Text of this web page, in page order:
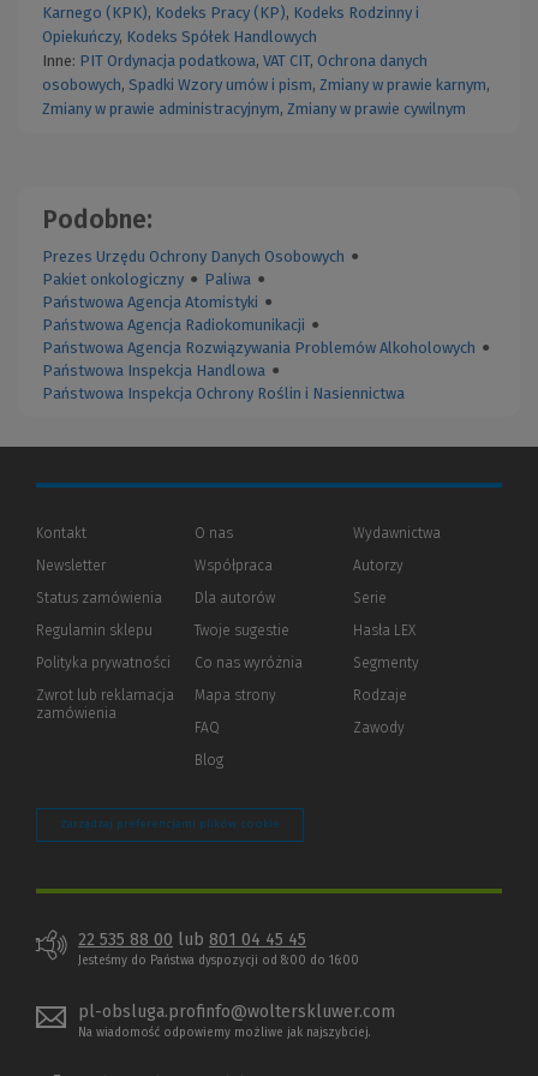
Karnego (KPK), Kodeks Pracy (KP), Kodeks Rodzinny i
Opiekuńczy, Kodeks Spółek Handlowych
Inne: PIT Ordynacja podatkowa, VAT CIT, Ochrona danych
osobowych, Spadki Wzory umów i pism, Zmiany w prawie karnym,
Zmiany w prawie administracyjnym, Zmiany w prawie cywilnym
Podobne:
Prezes Urzędu Ochrony Danych Osobowych ●
Pakiet onkologiczny ● Paliwa ●
Państwowa Agencja Atomistyki ●
Państwowa Agencja Radiokomunikacji ●
Państwowa Agencja Rozwiązywania Problemów Alkoholowych ●
Państwowa Inspekcja Handlowa ●
Państwowa Inspekcja Ochrony Roślin i Nasiennictwa
Kontakt
Newsletter
Status zamówienia
Regulamin sklepu
Polityka prywatności (Nowe
(Link
innej
Zwrot lub reklamacja
zamówienia
O nas
Współpraca
Dla autorów(Nowe
(Link
innej
Twoje sugestie
Co nas wyróżnia
Mapa strony
FAQ
Blog
Wydawnictwa
Autorzy
Serie
Hasła LEX
Segmenty
Rodzaje
Zawody
Zarządzaj preferencjami plików cookie
22 535 88 00 lub 801 04 45 45
Jesteśmy do Państwa dyspozycji od 8:00 do 16:00
pl-obsluga.profinfo@wolterskluwer.com
Na wiadomość odpowiemy możliwe jak najszybciej.